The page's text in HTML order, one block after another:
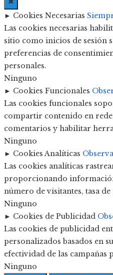
► Cookies Necesarias
Las cookies necesarias
sitio como inicios de sesión
preferencias de
personales.
Ninguno
► Cookies Funcionales
Las cookies funcionales
compartir contenido en
comentarios y habilitar
Ninguno
► Cookies Analíticas
Las cookies analíticas
proporcionando
número de visitantes, tasa
Ninguno
► Cookies de Publicidad
Las cookies de publicidad
personalizados basados en
efectividad de las campañas
Ninguno